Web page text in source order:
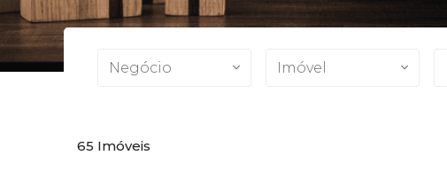
Negócio Imóvel
65 Imóveis